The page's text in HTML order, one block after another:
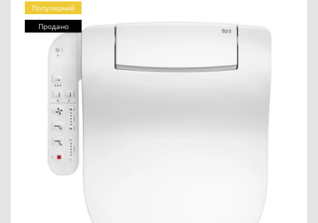
Популярний
Продано